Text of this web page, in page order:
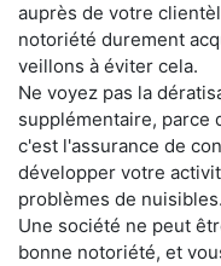
auprès de votre
notoriété durement
veillons à éviter cela.
Ne voyez pas la
supplémentaire, parce
c'est l'assurance de
développer votre
problèmes de nuisibles.
Une société ne peut
bonne notoriété, et